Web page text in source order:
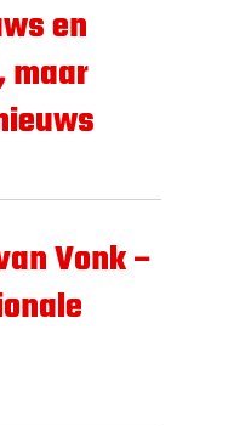
en
maar
Vonk –